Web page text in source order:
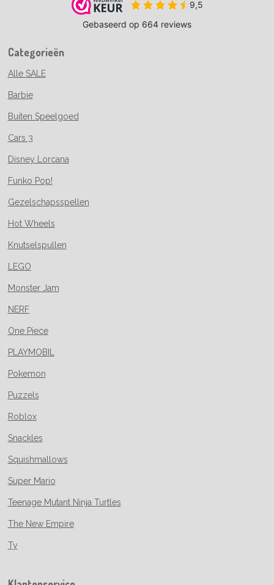
Categorieën
Alle SALE
Barbie
Buiten Speelgoed
Cars 3
Disney Lorcana
Funko Pop!
Gezelschapsspellen
Hot Wheels
Knutselspullen
LEGO
Monster Jam
NERF
One Piece
PLAYMOBIL
Pokemon
Puzzels
Roblox
Snackles
Squishmallows
Super Mario
Teenage Mutant Ninja Turtles
The New Empire
Ty